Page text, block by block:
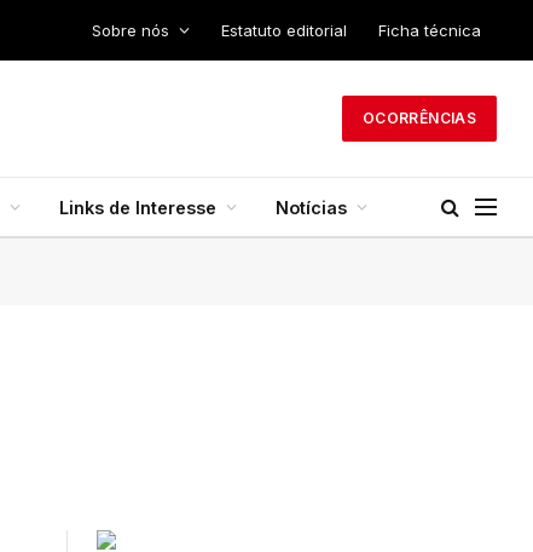
Sobre nós Estatuto editorial Ficha técnica
OCORRÊNCIAS
Links de Interesse Notícias